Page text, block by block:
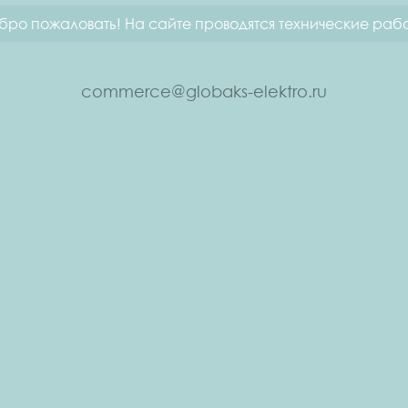
пожаловать! На сайте проводятся технические
commerce@globaks-elektro.ru